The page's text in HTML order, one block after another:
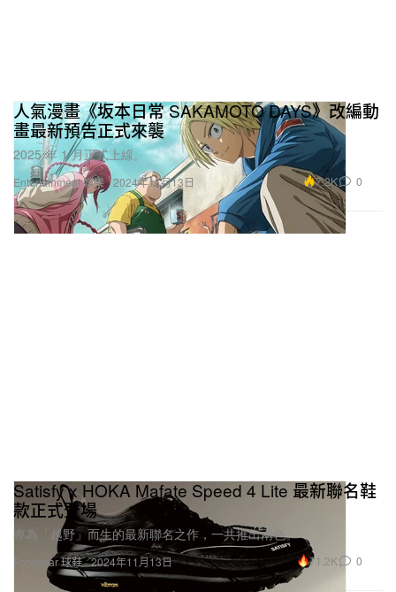
Entertainment 娛樂
人氣漫畫《坂本日常 SAKAMOTO DAYS》改編動
畫最新預告正式來襲
2025 年 1 月正式上線。
2024年11月13日 7.2K 0
Footwear 球鞋
Satisfy x HOKA Mafate Speed 4 Lite 最新聯名鞋
款正式登場
專為「越野」而生的最新聯名之作，一共推出兩色。
2024年11月13日 71.2K 0